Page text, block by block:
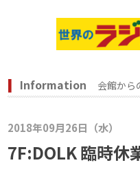
Information 会館から
2018年09月26日（水）
7F:DOLK 臨時休